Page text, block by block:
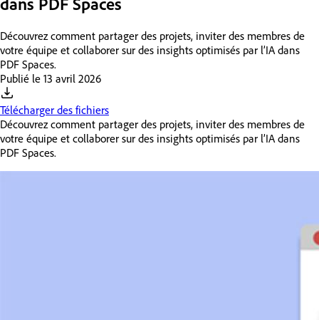
Découvrez comment partager des projets, inviter des membres de
votre équipe et collaborer sur des insights optimisés par l’IA dans
PDF Spaces.
Publié le 13 avril 2026
Télécharger des fichiers
Découvrez comment partager des projets, inviter des membres de
votre équipe et collaborer sur des insights optimisés par l’IA dans
PDF Spaces.